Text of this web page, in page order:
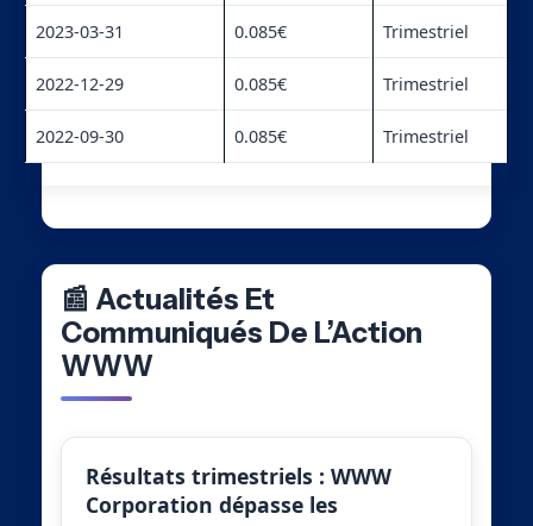
2023-03-31 0.085€ Trimestriel
2022-12-29 0.085€ Trimestriel
2022-09-30 0.085€ Trimestriel
📰 Actualités Et
Communiqués De L’Action
WWW
Résultats trimestriels : WWW
Corporation dépasse les